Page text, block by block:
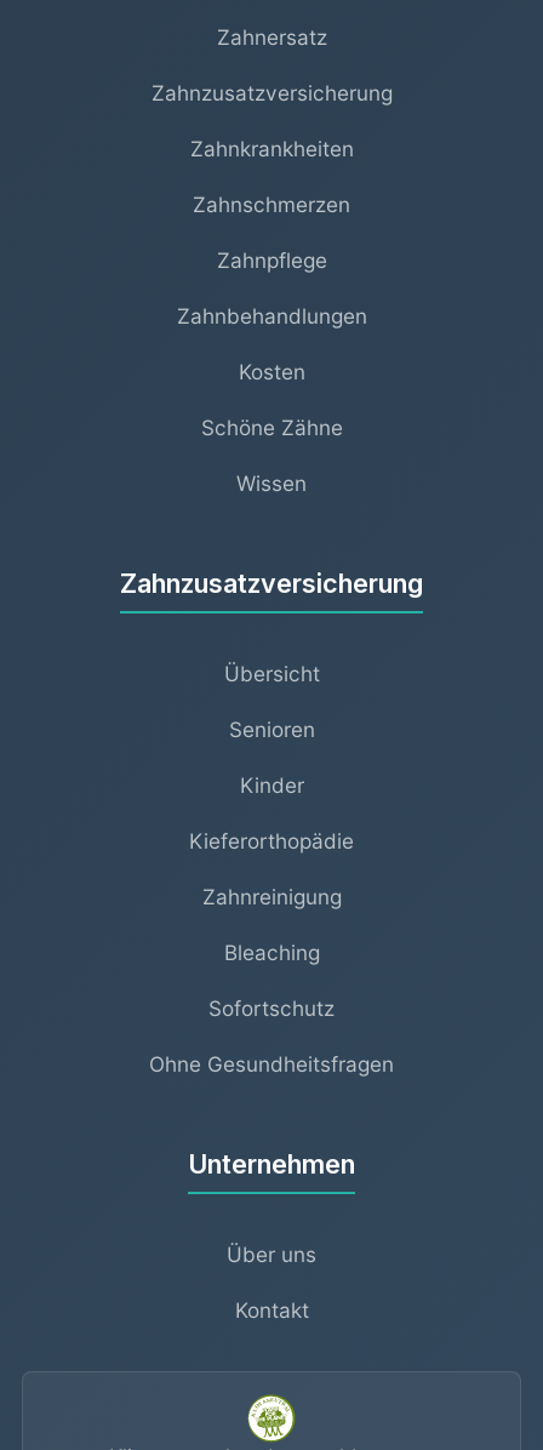
Zahnersatz
Zahnzusatzversicherung
Zahnkrankheiten
Zahnschmerzen
Zahnpflege
Zahnbehandlungen
Kosten
Schöne Zähne
Wissen
Zahnzusatzversicherung
Übersicht
Senioren
Kinder
Kieferorthopädie
Zahnreinigung
Bleaching
Sofortschutz
Ohne Gesundheitsfragen
Unternehmen
Über uns
Kontakt